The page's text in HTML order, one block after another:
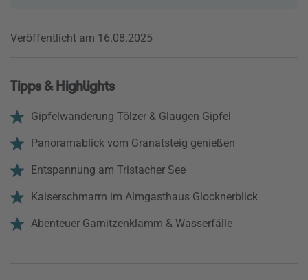
Veröffentlicht am 16.08.2025
Tipps & Highlights
Gipfelwanderung Tölzer & Glaugen Gipfel
Panoramablick vom Granatsteig genießen
Entspannung am Tristacher See
Kaiserschmarrn im Almgasthaus Glocknerblick
Abenteuer Garnitzenklamm & Wasserfälle